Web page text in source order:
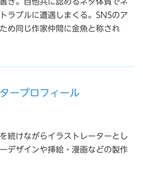
ラブルに遭遇しまくる。SNSのア
め同じ作家仲間に金魚と称され
ープロフィール
続けながらイラストレーターとし
デザインや挿絵・漫画などの製作